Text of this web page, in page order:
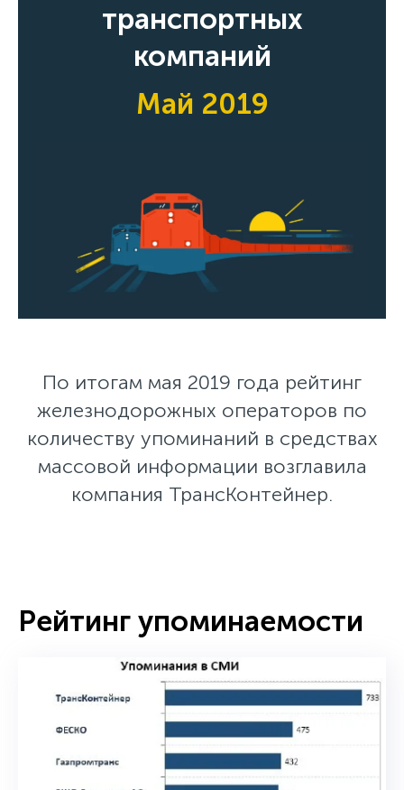
транспортных
компаний
Май 2019
По итогам мая 2019 года рейтинг
железнодорожных операторов по
количеству упоминаний в средствах
массовой информации возглавила
компания ТрансКонтейнер.
Рейтинг упоминаемости